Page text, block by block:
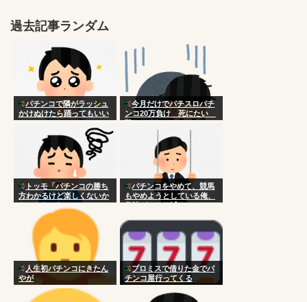
過去記事ランダム
パチンコで隣がラッシュ
かけぬけたら踊ってもいい
の？
今月だけでパチスロパチ
ンコ20万負け 死にたい
殺してくれ
トッモ「パチンコの勝ち
方わかるけど楽しくないか
らやらないわ」
パチンコをやめて、競馬
もやめようとしている俺、
趣味がかなり減る
人生初パチンコにきたん
やが
プロミスで借りた金でパ
チンコ屋行ってくる